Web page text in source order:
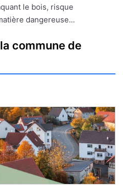
le bois, risque
dangereuse...
commune de